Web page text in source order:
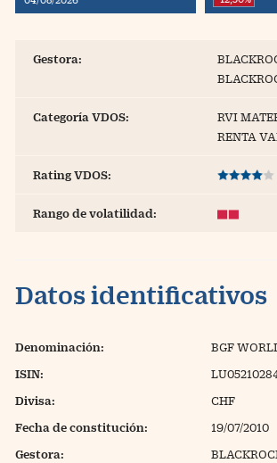
Blogs
Gestora:
Categoría VDOS:
RVI
RENTA
Rating VDOS:
Rango de volatilidad:
Datos identificativos
Denominación: BGF
ISIN:
Divisa: CHF
Fecha de constitución: 19/07/2010
Gestora: